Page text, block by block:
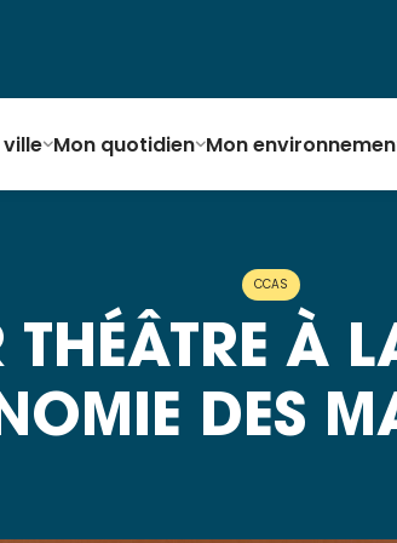
ville Mon quotidien Mon
CCAS
THÉÂTRE À
DES